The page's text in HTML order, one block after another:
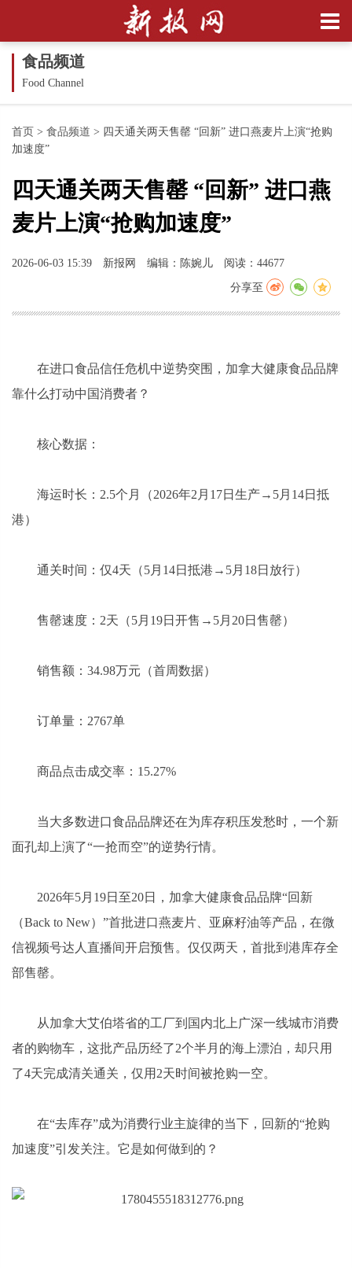
食品频道
Food Channel
首页 > 食品频道 > 四天通关两天售罄 “回新” 进口燕麦片上演“抢购
加速度”
四天通关两天售罄 “回新” 进口燕
麦片上演“抢购加速度”
2026-06-03 15:39 新报网 编辑：陈婉儿 阅读：44677
分享至
在进口食品信任危机中逆势突围，加拿大健康食品品牌
靠什么打动中国消费者？
核心数据：
海运时长：2.5个月（2026年2月17日生产→5月14日抵
港）
通关时间：仅4天（5月14日抵港→5月18日放行）
售罄速度：2天（5月19日开售→5月20日售罄）
销售额：34.98万元（首周数据）
订单量：2767单
商品点击成交率：15.27%
当大多数进口食品品牌还在为库存积压发愁时，一个新
面孔却上演了“一抢而空”的逆势行情。
2026年5月19日至20日，加拿大健康食品品牌“回新
（Back to New）”首批进口燕麦片、亚麻籽油等产品，在微
信视频号达人直播间开启预售。仅仅两天，首批到港库存全
部售罄。
从加拿大艾伯塔省的工厂到国内北上广深一线城市消费
者的购物车，这批产品历经了2个半月的海上漂泊，却只用
了4天完成清关通关，仅用2天时间被抢购一空。
在“去库存”成为消费行业主旋律的当下，回新的“抢购
加速度”引发关注。它是如何做到的？